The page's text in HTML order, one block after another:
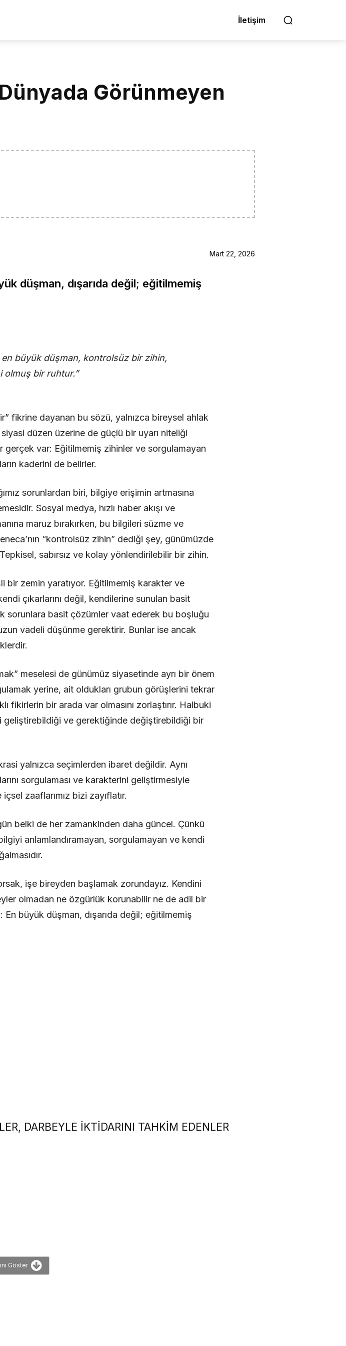
İletişim
Görünmeyen
Mart 22, 2026
düşman, dışarıda değil; eğitilmemiş
büyük düşman, kontrolsüz bir zihin,
olmuş bir ruhtur.”
fikrine dayanan bu sözü, yalnızca bireysel ahlak
düzen üzerine de güçlü bir uyarı niteliği
gerçek var: Eğitilmemiş zihinler ve sorgulamayan
kaderini de belirler.
sorunlardan biri, bilgiye erişimin artmasına
Sosyal medya, hızlı haber akışı ve
maruz bırakırken, bu bilgileri süzme ve
“kontrolsüz zihin” dediği şey, günümüzde
sabırsız ve kolay yönlendirilebilir bir zihin.
bir zemin yaratıyor. Eğitilmemiş karakter ve
çıkarlarını değil, kendilerine sunulan basit
sorunlara basit çözümler vaat ederek bu boşluğu
vadeli düşünme gerektirir. Bunlar ise ancak
meselesi de günümüz siyasetinde ayrı bir önem
yerine, ait oldukları grubun görüşlerini tekrar
fikirlerin bir arada var olmasını zorlaştırır. Halbuki
geliştirebildiği ve gerektiğinde değiştirebildiği bir
yalnızca seçimlerden ibaret değildir. Aynı
sorgulaması ve karakterini geliştirmesiyle
zaaflarımız bizi zayıflatır.
belki de her zamankinden daha güncel. Çünkü
anlamlandıramayan, sorgulamayan ve kendi
işe bireyden başlamak zorundayız. Kendini
olmadan ne özgürlük korunabilir ne de adil bir
En büyük düşman, dışarıda değil; eğitilmemiş
DARBEYLE İKTİDARINI TAHKİM EDENLER
Göster